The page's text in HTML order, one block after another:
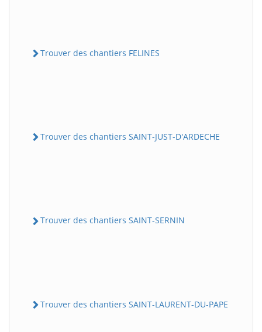
Trouver des chantiers FELINES
Trouver des chantiers SAINT-JUST-D'ARDECHE
Trouver des chantiers SAINT-SERNIN
Trouver des chantiers SAINT-LAURENT-DU-PAPE